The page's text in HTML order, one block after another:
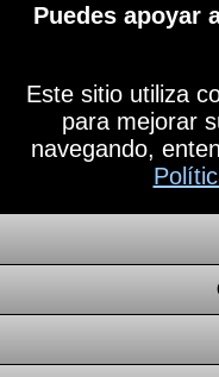
Puedes apoyar
Este sitio utiliza
para mejorar
navegando,